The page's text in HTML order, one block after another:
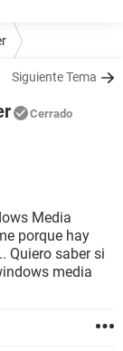
Siguiente Tema
Cerrado
Media
porque hay
Quiero saber si
media